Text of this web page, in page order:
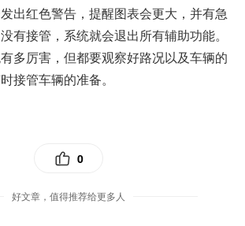
出红色警告，提醒图表会更大，并有急
有接管，系统就会退出所有辅助功能。
多厉害，但都要观察好路况以及车辆的
接管车辆的准备。
0
好文章，值得推荐给更多人